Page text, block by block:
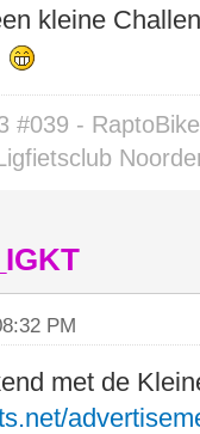
kleine
#039 -
PM
met de